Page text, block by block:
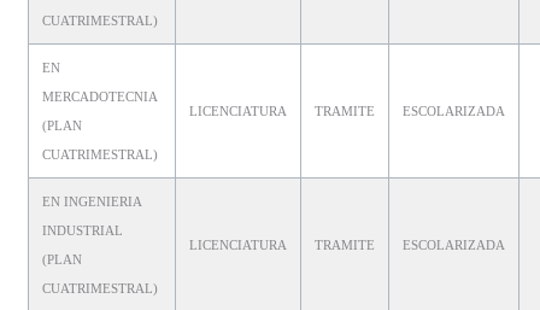
CUATRIMESTRAL)
EN
MERCADOTECNIA
(PLAN
CUATRIMESTRAL)
LICENCIATURA TRAMITE ESCOLARIZADA
EN INGENIERIA
INDUSTRIAL
(PLAN
CUATRIMESTRAL)
LICENCIATURA TRAMITE ESCOLARIZADA